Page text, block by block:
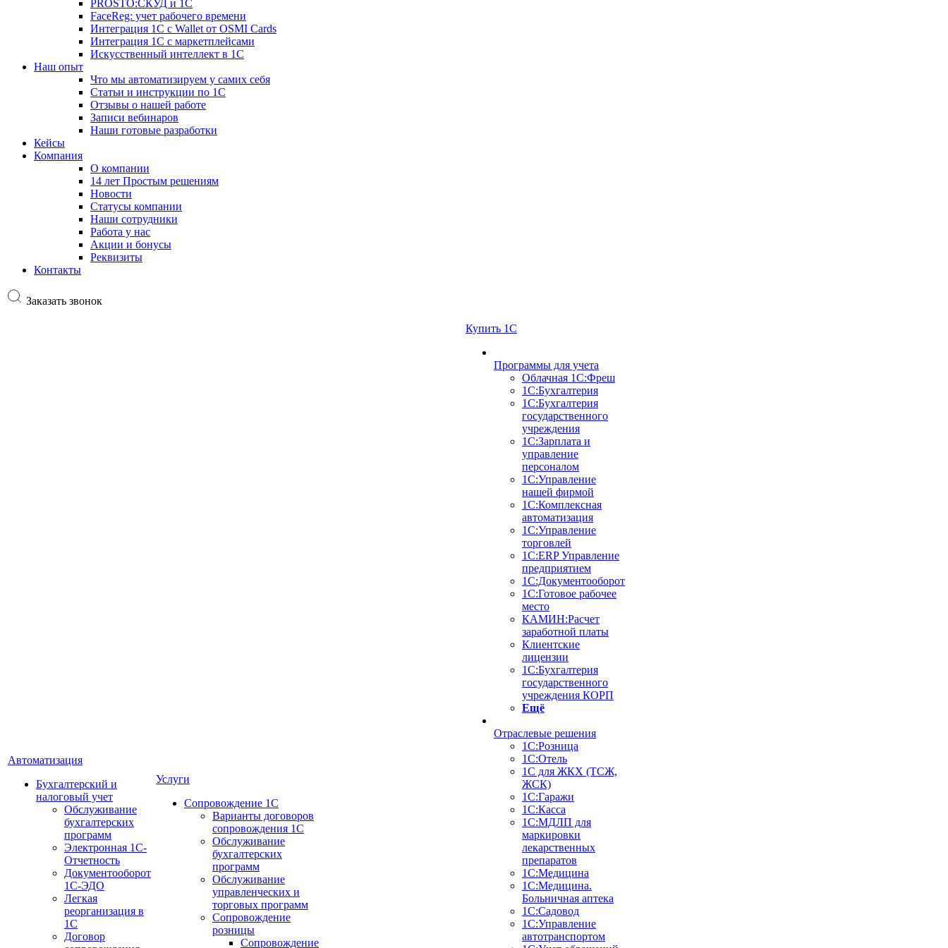
PROSTO:СКУД и 1С
FaceReg: учет рабочего времени
Интеграция 1С с Wallet от OSMI Cards
Интеграция 1С с маркетплейсами
Искусственный интеллект в 1С
Наш опыт
Что мы автоматизируем у самих себя
Статьи и инструкции по 1С
Отзывы о нашей работе
Записи вебинаров
Наши готовые разработки
Кейсы
Компания
О компании
14 лет Простым решениям
Новости
Статусы компании
Наши сотрудники
Работа у нас
Акции и бонусы
Реквизиты
Контакты
Заказать звонок
Автоматизация
Бухгалтерский и
налоговый учет
Обслуживание
бухгалтерских
программ
Электронная 1С-
Отчетность
Документооборот
1С-ЭДО
Легкая
реорганизация в
1С
Договор
Услуги
Сопровождение 1С
Варианты договоров
сопровождения 1С
Обслуживание
бухгалтерских
программ
Обслуживание
управленческих и
торговых программ
Сопровождение
розницы
Сопровождение
Купить 1С
Программы для учета
Облачная 1С:Фреш
1С:Бухгалтерия
1С:Бухгалтерия
государственного
учреждения
1С:Зарплата и
управление
персоналом
1С:Управление
нашей фирмой
1С:Комплексная
автоматизация
1С:Управление
торговлей
1С:ERP Управление
предприятием
1С:Документооборот
1C:Готовое рабочее
место
КАМИН:Расчет
заработной платы
Клиентские
лицензии
1С:Бухгалтерия
государственного
учреждения КОРП
Ещё
Отраслевые решения
1С:Розница
1С:Отель
1С для ЖКХ (ТСЖ,
ЖСК)
1С:Гаражи
1С:Касса
1С:МДЛП для
маркировки
лекарственных
препаратов
1С:Медицина
1С:Медицина.
Больничная аптека
1С:Садовод
1С:Управление
автотранспортом